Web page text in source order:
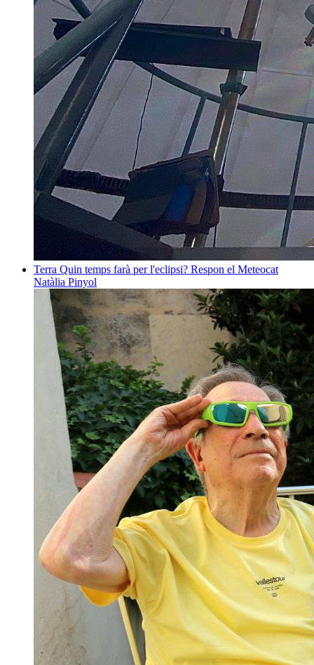
Terra Quin temps farà per l'eclipsi? Respon el Meteocat
Natàlia Pinyol